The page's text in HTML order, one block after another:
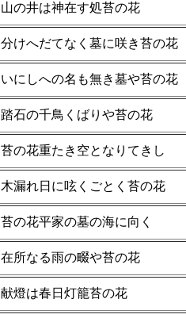
山の井は神在す処苔の花
分けへだてなく墓に咲き苔の花
いにしへの名も無き墓や苔の花
踏石の千鳥くばりや苔の花
苔の花重たき空となりてきし
木漏れ日に呟くごとく苔の花
苔の花平家の墓の海に向く
在所なる雨の畷や苔の花
献燈は春日灯籠苔の花